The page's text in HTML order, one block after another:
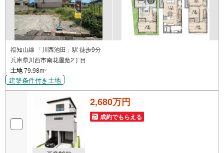
福知山線 「川西池田」駅 徒歩9分
兵庫県川西市南花屋敷2丁目
土地79.98m2
建築条件付き土地
2,680万円
成約でもらえる